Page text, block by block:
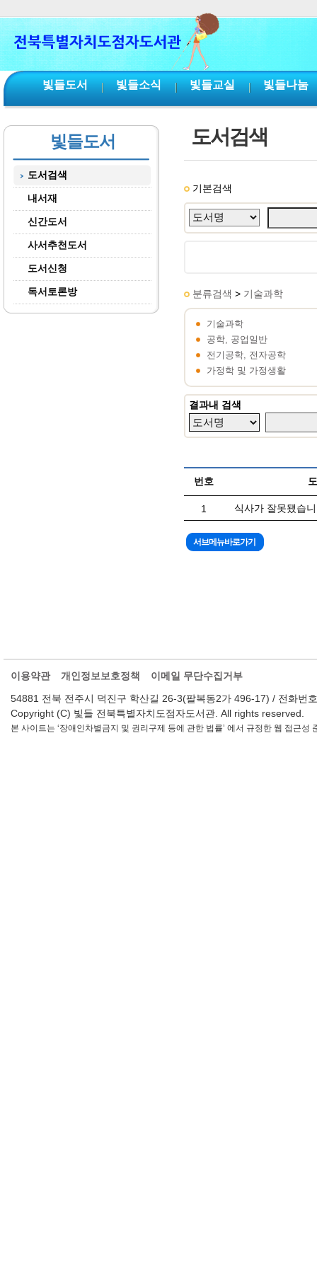
빛들도서 빛들소식 빛들교실 빛들나눔
빛들도서
도서검색
내서재
신간도서
사서추천도서
도서신청
독서토론방
도서검색
기본검색
분류검색 > 기술과학
기술과학
공학, 공업일반
전기공학, 전자공학
가정학 및 가정생활
결과내 검색
번호
1 식사가 잘못됐습
이용약관 개인정보보호정책
이메일 무단수집거부
54881 전북 전주시 덕진구 학산길 26-3(팔복동2가 496-17) / 전화
Copyright (C) 빛들 전북특별자치도점자도서관. All rights reserved.
본 사이트는 ‘장애인차별금지 및 권리구제 등에 관한 법률’ 에서 규정한 웹 접근